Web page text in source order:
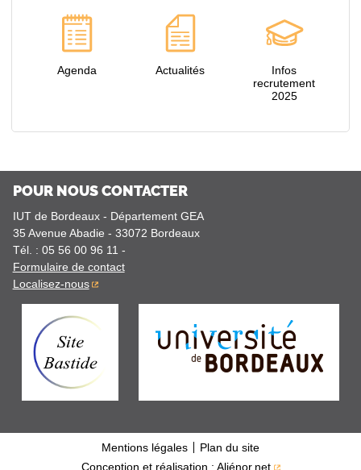
Agenda Actualités
Infos
recrutement
2025
POUR NOUS CONTACTER
IUT de Bordeaux - Département GEA
35 Avenue Abadie - 33072 Bordeaux
Tél. : 05 56 00 96 11 -
Formulaire de contact
Localisez-nous
Mentions légales
Plan du site
Conception et réalisation : Aliénor.net